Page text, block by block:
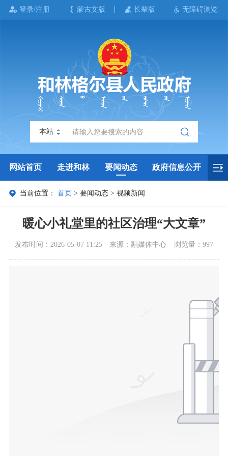
登录/注册 蒙古文版 长辈版 无障碍浏览
本站
网站首页 走进和林 要闻动态 政府信息公开
政务服务 政民互动 政府数据
当前位置：首页 >要闻动态 >视频新闻
暖心小礼堂里的社区治理“大文章”
发布时间：2026-05-07 11:25 来源：融媒体中心 浏览量：997